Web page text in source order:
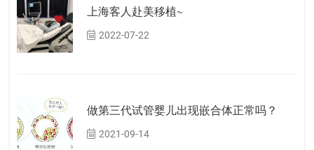
上海客人赴美移植~
2022-07-22
做第三代试管婴儿出现嵌合体正常吗？
2021-09-14